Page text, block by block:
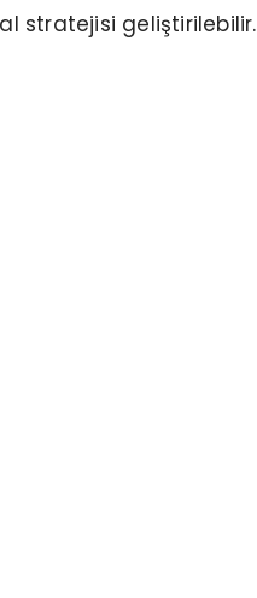
stratejisi geliştirilebilir.